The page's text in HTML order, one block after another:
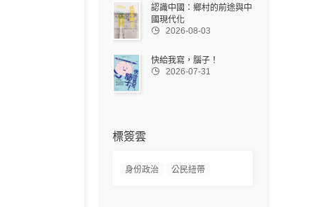
認識中國：鄉村的前途與中
國現代化
 2026-08-03
快給我寫，腦子！
 2026-07-31
標簽雲
身份政治 公民紐帶